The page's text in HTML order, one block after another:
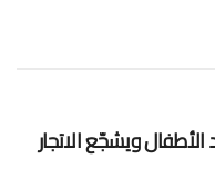
الأطفال ويشجّع الاتجار